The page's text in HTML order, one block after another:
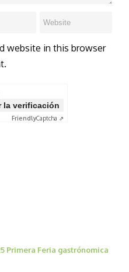
website in this browser
la verificación
FriendlyCaptcha ⇗
Primera Feria gastrónomica